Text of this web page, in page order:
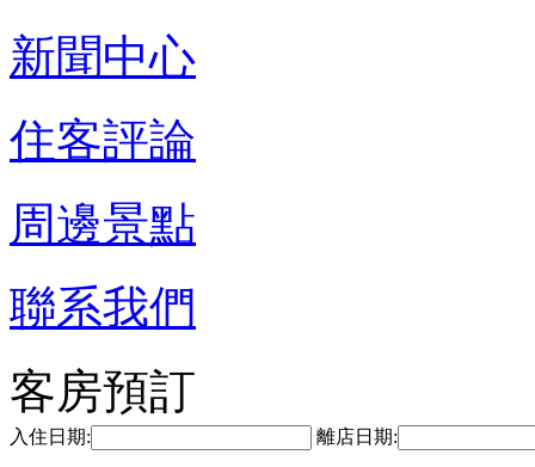
新聞中心
住客評論
周邊景點
聯系我們
客房預訂
入住日期: 離店日期: